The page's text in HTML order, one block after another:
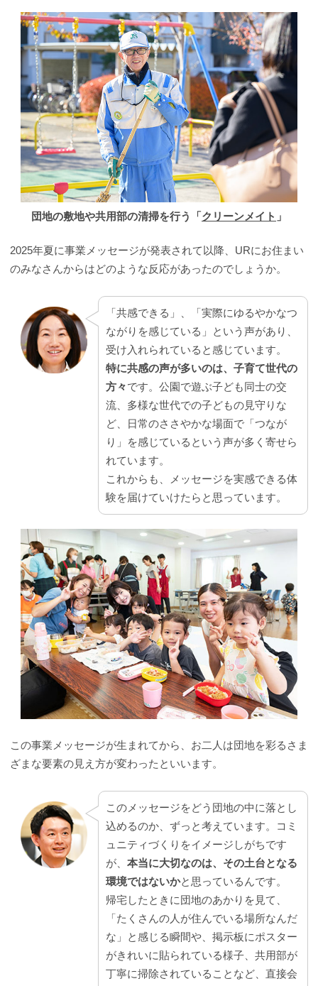
団地の敷地や共用部の清掃を行う「クリーンメイト 」
2025年夏に事業メッセージが発表されて以降、URにお住まい
のみなさんからはどのような反応があったのでしょうか。
「共感できる」、「実際にゆるやかなつ
ながりを感じている」という声があり、
受け入れられていると感じています。
特に共感の声が多いのは、子育て世代の
方々です。公園で遊ぶ子ども同士の交
流、多様な世代での子どもの見守りな
ど、日常のささやかな場面で「つなが
り」を感じているという声が多く寄せら
れています。
これからも、メッセージを実感できる体
験を届けていけたらと思っています。
この事業メッセージが生まれてから、お二人は団地を彩るさま
ざまな要素の見え方が変わったといいます。
このメッセージをどう団地の中に落とし
込めるのか、ずっと考えています。コミ
ュニティづくりをイメージしがちです
が、 本当に大切なのは、その土台となる
環境ではないかと思っているんです。
帰宅したときに団地のあかりを見て、
「たくさんの人が住んでいる場所なんだ
な」と感じる瞬間や、掲示板にポスター
がきれいに貼られている様子、共用部が
丁寧に掃除されていることなど、直接会